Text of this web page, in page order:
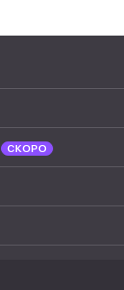
СКОРО